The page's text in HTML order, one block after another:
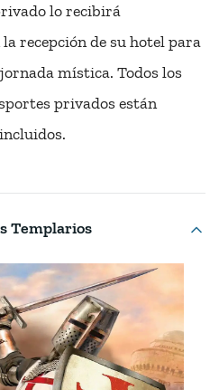
lo recibirá
recepción de su hotel para
mística. Todos los
privados están
Templarios